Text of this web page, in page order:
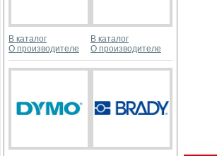
В каталог
О производителе
В каталог
О производителе